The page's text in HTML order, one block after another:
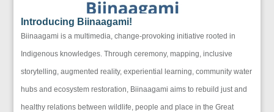
Introducing Biinaagami!
Biinaagami is a multimedia, change-provoking initiative rooted in
Indigenous knowledges. Through ceremony, mapping, inclusive
storytelling, augmented reality, experiential learning, community water
hubs and ecosystem restoration, Biinaagami aims to rebuild just and
healthy relations between wildlife, people and place in the Great